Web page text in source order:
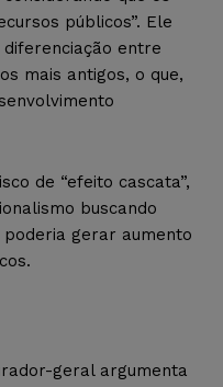
públicos”. Ele
entre
mais antigos, o que,
de “efeito cascata”,
buscando
gerar aumento
geral argumenta